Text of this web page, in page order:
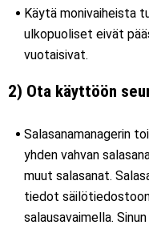
Käytä monivaiheista
ulkopuoliset eivät
vuotaisivat.
2) Ota käyttöön
Salasanamanagerin
yhden vahvan
muut salasanat.
tiedot
salausavaimella.